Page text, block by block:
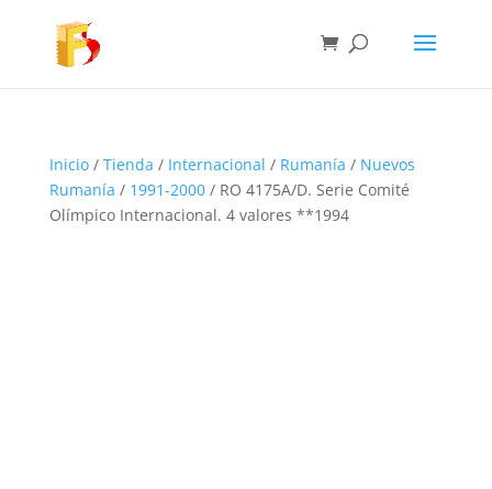
Inicio/ Tienda / Internacional / Rumanía / Nuevos
Rumanía / 1991-2000/ RO 4175A/D. Serie Comité
Olímpico Internacional. 4 valores **1994